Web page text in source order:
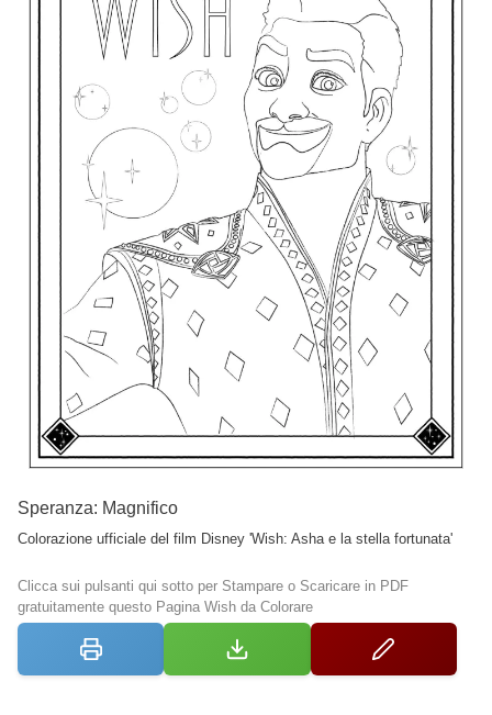
Speranza: Magnifico
Colorazione ufficiale del film Disney 'Wish: Asha e la stella fortunata'
Clicca sui pulsanti qui sotto per Stampare o Scaricare in PDF
gratuitamente questo Pagina Wish da Colorare